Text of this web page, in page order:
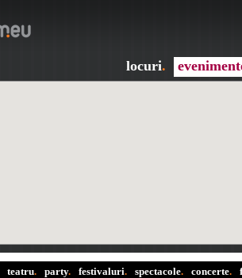
locuri.
teatru. party. festivaluri. spectacole. concerte.